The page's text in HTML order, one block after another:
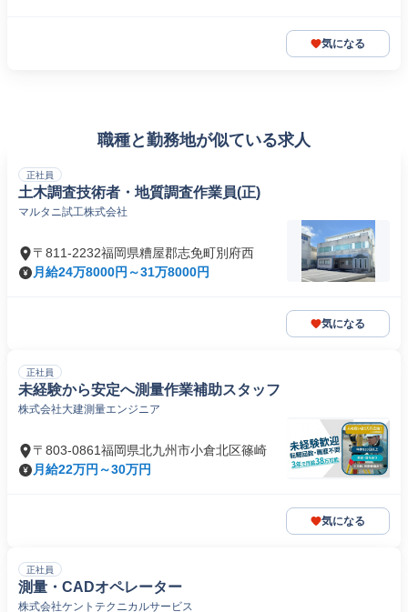
気になる
職種と勤務地が似ている求人
正社員
土木調査技術者・地質調査作業員(正)
マルタニ試工株式会社
〒811-2232福岡県糟屋郡志免町別府西
月給24万8000円～31万8000円
気になる
正社員
未経験から安定へ測量作業補助スタッフ
株式会社大建測量エンジニア
〒803-0861福岡県北九州市小倉北区篠崎
月給22万円～30万円
気になる
正社員
測量・CADオペレーター
株式会社ケントテクニカルサービス